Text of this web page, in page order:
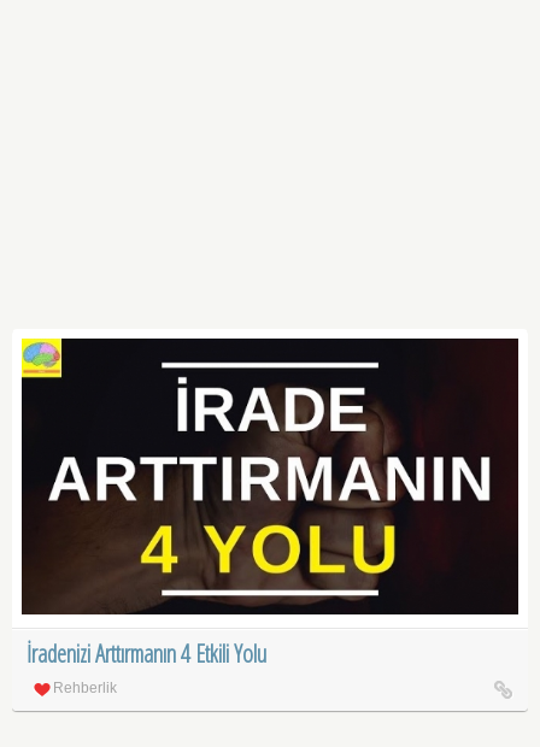
İradenizi Arttırmanın 4 Etkili Yolu
Rehberlik